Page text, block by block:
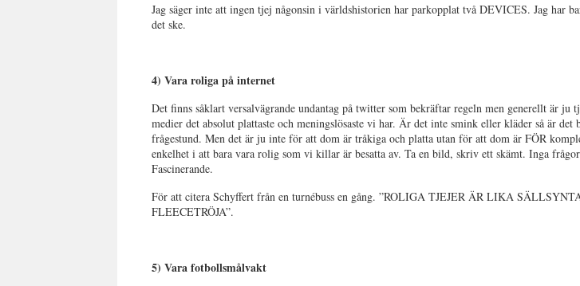
Jag säger inte att ingen tjej någonsin i världshistorien har parkopplat två DEVICES. Jag har
det ske.
4) Vara roliga på internet
Det finns såklart versalvägrande undantag på twitter som bekräftar regeln men generellt är ju
medier det absolut plattaste och meningslösaste vi har. Är det inte smink eller kläder så är det
frågestund. Men det är ju inte för att dom är tråkiga och platta utan för att dom är FÖR
enkelhet i att bara vara rolig som vi killar är besatta av. Ta en bild, skriv ett skämt. Inga
Fascinerande.
För att citera Schyffert från en turnébuss en gång. ”ROLIGA TJEJER ÄR LIKA
FLEECETRÖJA”.
5) Vara fotbollsmålvakt